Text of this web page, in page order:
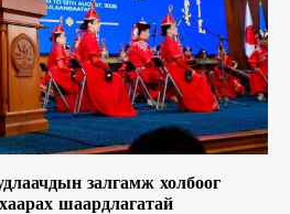
залгамж холбоог
шаардлагатай